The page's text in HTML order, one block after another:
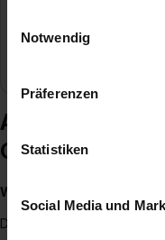
Benutzung der
Webseite zu
Informationen zu
Analysen
Notwendig
Präferenzen
Statistiken
Social Media und
Ausbildung bei
GmbH
Wer sind wir?
Die Igepa Großhandel